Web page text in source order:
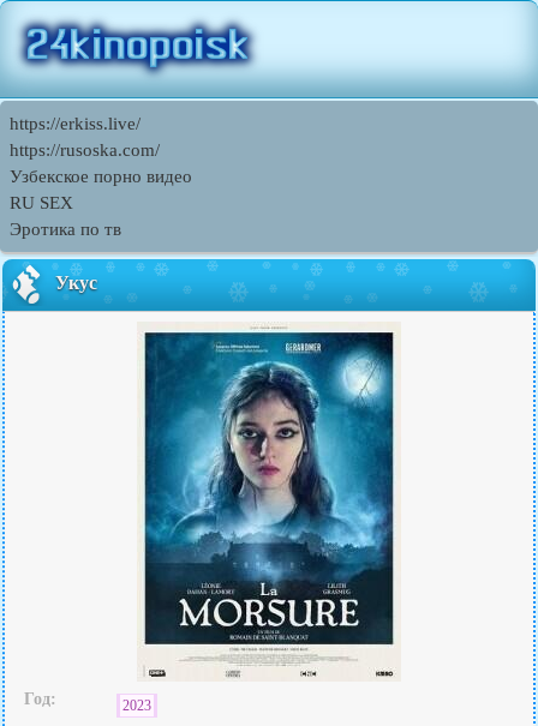
https://erkiss.live/
https://rusoska.com/
Узбекское порно видео
RU SEX
Эротика по тв
Укус
Год: 2023